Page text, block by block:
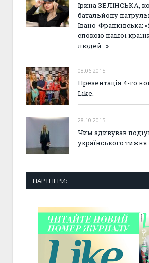
Ірина ЗЕЛІНСЬКА,
батальйону
Івано-Франківська:
спокою нашої
людей…»
08.06.2015
Презентація 4-го
Like.
28.10.2015
Чим здивував
українського
ПАРТНЕРИ: